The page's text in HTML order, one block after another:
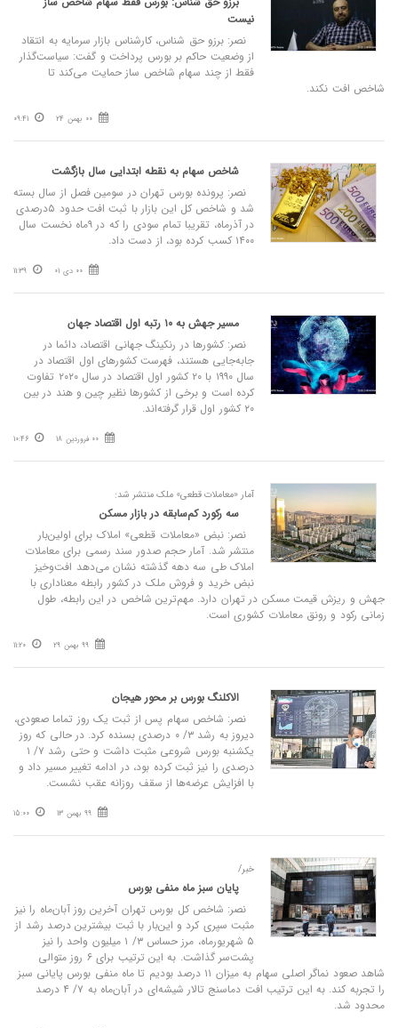
نیست
نصر: برزو حق شناس، کارشناس بازار سرمایه به انتقاد
از وضعیت حاکم بر بورس پرداخت و گفت: سیاست‌گذار
فقط از چند سهام شاخص ساز حمایت می‌کند تا
شاخص افت نکند.
00 بهمن 24 09:41
شاخص سهام به نقطه ابتدایی سال بازگشت
نصر: پرونده بورس تهران در سومین فصل از سال بسته
شد و شاخص کل این بازار با ثبت افت حدود ۵درصدی
در آذرماه، تقریبا تمام سودی را که در ۹ماه نخست سال
۱۴۰۰ کسب کرده بود، از دست داد.
00 دی 01 11:39
مسیر جهش به ۱۰ رتبه اول اقتصاد جهان
نصر: کشورها در رنکینگ جهانی اقتصاد، دائما در
جابه‌جایی هستند، فهرست کشورهای اول اقتصاد در
سال ۱۹۹۰ با ۲۰ کشور اول اقتصاد در سال ۲۰۲۰ تفاوت
کرده است و برخی از کشورها نظیر چین و هند در بین
۲۰ کشور اول قرار گرفته‌اند.
00 فروردین 18 10:46
آمار «معاملات قطعی» ملک منتشر شد:
سه رکورد کم‌سابقه در بازار مسکن
نصر: نبض «معاملات قطعی» املاک برای اولین‌بار
منتشر شد. آمار حجم صدور سند رسمی برای معاملات
املاک طی سه دهه گذشته نشان می‌دهد افت‌وخیز
نبض خرید و فروش ملک در کشور رابطه معناداری با
جهش و ریزش قیمت مسکن در تهران دارد. مهم‌ترین شاخص در این رابطه، طول
زمانی رکود و رونق معاملات کشوری است.
99 بهمن 29 11:20
الاکلنگ بورس بر محور هیجان
نصر: شاخص سهام پس از ثبت یک روز تماما صعودی،
دیروز به رشد ۳/ ۰ درصدی بسنده کرد. در حالی که روز
یکشنبه بورس شروعی مثبت داشت و حتی رشد ۷/ ۱
درصدی را نیز ثبت کرده بود، در ادامه تغییر مسیر داد و
با افزایش عرضه‌ها از سقف روزانه عقب نشست.
99 بهمن 13 15:00
خبر/
پایان سبز ماه منفی بورس
نصر: شاخص کل بورس تهران آخرین روز آبان‌ماه را نیز
مثبت سپری کرد و این‌بار با ثبت بیشترین درصد رشد از
۵ شهریورماه، مرز حساس ۳/ ۱ میلیون واحد را نیز
پشت‌سر گذاشت. به این ترتیب برای ۶ روز متوالی
شاهد صعود نماگر اصلی سهام به میزان ۱۱ درصد بودیم تا ماه منفی بورس پایانی سبز
را تجربه کند. به این ترتیب افت دماسنج تالار شیشه‌ای در آبان‌ماه به ۷/ ۴ درصد
محدود شد.